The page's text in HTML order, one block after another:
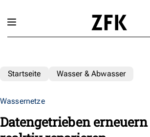
Startseite Wasser & Abwasser
Wassernetze
Datengetrieben